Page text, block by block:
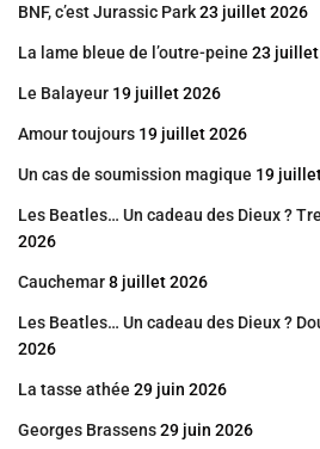
BNF, c’est Jurassic Park23 juillet 2026
La lame bleue de l’outre-peine 23
Le Balayeur 19 juillet 2026
Amour toujours 19 juillet 2026
Un cas de soumission magique 19
Les Beatles… Un cadeau des Dieux ?
2026
Cauchemar8 juillet 2026
Les Beatles… Un cadeau des Dieux ?
2026
La tasse athée 29 juin 2026
Georges Brassens29 juin 2026